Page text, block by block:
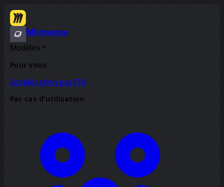
Miroverse
Modèles
Pour vous
Accélération par l’IA
Par cas d’utilisation